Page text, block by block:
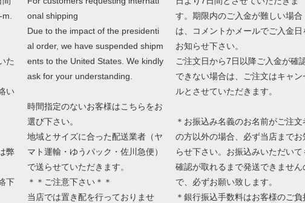
た
い
弊
下
onal shipping
Due to the impact of the presidenti
al order, we have suspended shipm
ents to the United States. We kindly
ask for your understanding.
時間指定のないお客様はこちらをお
選び下さい。
地域とサイズに合った配送業者（ヤ
マト運輸・ゆうパック・佐川急便）
で送らせていただきます。
＊＊ご注意下さい＊＊
当店では置き配を行っておりませ
す。期限内のご入金が難しい場合
は、コメントかメールでご入金日
お知らせ下さい。
ご注文日から7日以降ご入金が確
できない場合は、ご注文はキャン
ルとさせていただきます。
＊お振込み名義のお名前がご注文
の方以外の場合、必ず当店までお
らせ下さい。お振込みいただいて
確認が取れるまで発送できません
で、必ずお願い致します。
＊銀行振込手数料はお客様のご負